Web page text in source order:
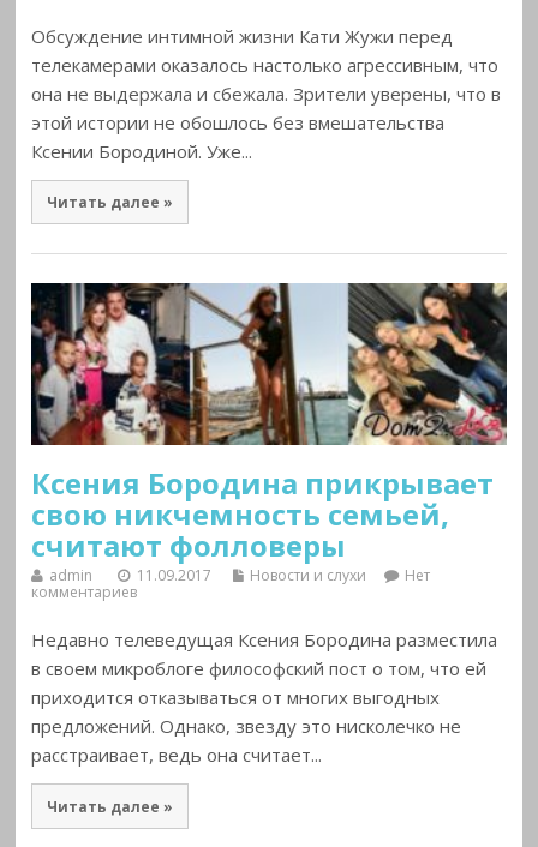
Обсуждение интимной жизни Кати Жужи перед
телекамерами оказалось настолько агрессивным, что
она не выдержала и сбежала. Зрители уверены, что в
этой истории не обошлось без вмешательства
Ксении Бородиной. Уже...
Читать далее »
Ксения Бородина прикрывает
свою никчемность семьей,
считают фолловеры
admin 11.09.2017 Новости и слухи
Нет
комментариев
Недавно телеведущая Ксения Бородина разместила
в своем микроблоге философский пост о том, что ей
приходится отказываться от многих выгодных
предложений. Однако, звезду это нисколечко не
расстраивает, ведь она считает...
Читать далее »